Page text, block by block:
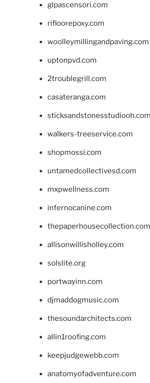
glpascensori.com
rifloorepoxy.com
woolleymillingandpaving.com
uptonpvd.com
2troublegrill.com
casateranga.com
sticksandstonesstudiooh.com
walkers-treeservice.com
shopmossi.com
untamedcollectivesd.com
mxpwellness.com
infernocanine.com
thepaperhousecollection.com
allisonwillisholley.com
solslite.org
portwayinn.com
djmaddogmusic.com
thesoundarchitects.com
allin1roofing.com
keepjudgewebb.com
anatomyofadventure.com